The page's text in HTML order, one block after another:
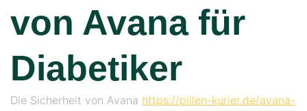
von Avana für
Diabetiker
Die Sicherheit von Avana https://pillen-kurier.de/avana-